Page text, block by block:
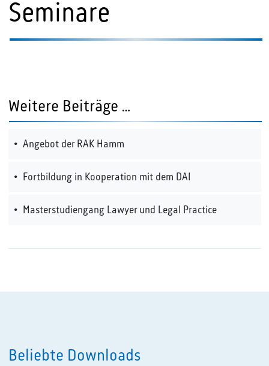
Seminare
Weitere Beiträge …
Angebot der RAK Hamm
Fortbildung in Kooperation mit dem DAI
Masterstudiengang Lawyer und Legal Practice
Beliebte Downloads